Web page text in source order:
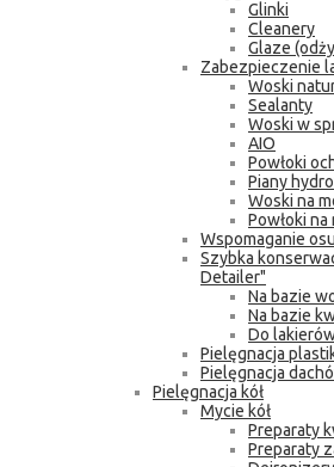
Glinki
Cleanery
Glaze
Zabezpieczenie
Woski
Sealanty
Woski w
AIO
Powłoki
Piany
Woski na
Powłoki na
Wspomaganie
Szybka
Detailer"
Na bazie
Na bazie
Do
Pielęgnacja
Pielęgnacja
Pielęgnacja kół
Mycie kół
Preparaty
Preparaty